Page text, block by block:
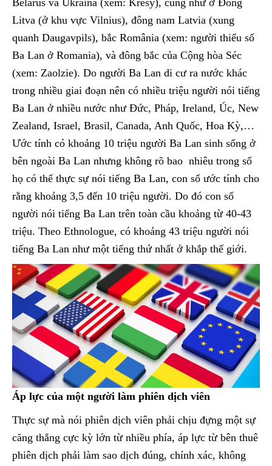
Belarus và Ukraina (xem: Kresy), cũng như ở Đông
Litva (ở khu vực Vilnius), đông nam Latvia (xung
quanh Daugavpils), bắc România (xem: người thiểu số
Ba Lan ở Romania), và đông bắc của Cộng hòa Séc
(xem: Zaolzie). Do người Ba Lan di cư ra nước khác
trong nhiều giai đoạn nên có nhiều triệu người nói tiếng
Ba Lan ở nhiều nước như Đức, Pháp, Ireland, Úc, New
Zealand, Israel, Brasil, Canada, Anh Quốc, Hoa Kỳ,…
Ước tính có khoảng 10 triệu người Ba Lan sinh sống ở
bên ngoài Ba Lan nhưng không rõ bao nhiêu trong số
họ có thể thực sự nói tiếng Ba Lan, con số ước tính cho
rằng khoảng 3,5 đến 10 triệu người. Do đó con số
người nói tiếng Ba Lan trên toàn cầu khoảng từ 40-43
triệu. Theo Ethnologue, có khoảng 43 triệu người nói
tiếng Ba Lan như một tiếng thứ nhất ở khắp thế giới.
Áp lực của một người làm phiên dịch viên
Thực sự mà nói phiên dịch viên phải chịu đựng một sự
căng thẳng cực kỳ lớn từ nhiều phía, áp lực từ bên thuê
phiên dịch phải làm sao dịch đúng, chính xác, không